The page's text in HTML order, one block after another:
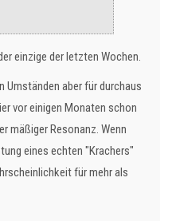
einzige der letzten Wochen.
Umständen aber für durchaus
vor einigen Monaten schon
mäßiger Resonanz. Wenn
eines echten "Krachers"
für mehr als